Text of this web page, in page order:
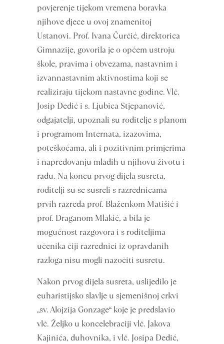
povjerenje tijekom vremena boravka
njihove djece u ovoj znamenitoj
Ustanovi. Prof. Ivana Čurčić, direktorica
Gimnazije, govorila je o općem ustroju
škole, pravima i obvezama, nastavnim i
izvannastavnim aktivnostima koji se
realiziraju tijekom nastavne godine. Vlč.
Josip Dedić i s. Ljubica Stjepanović,
odgajatelji, upoznali su roditelje s planom
i programom Internata, izazovima,
poteškoćama, ali i pozitivnim primjerima
i napredovanju mladih u njihovu životu i
radu. Na koncu prvog dijela susreta,
roditelji su se susreli s razrednicama
prvih razreda prof. Blaženkom Matišić i
prof. Draganom Mlakić, a bila je
mogućnost razgovora i s roditeljima
učenika čiji razrednici iz opravdanih
razloga nisu mogli nazočiti susretu.
Nakon prvog dijela susreta, uslijedilo je
euharistijsko slavlje u sjemenišnoj crkvi
„sv. Alojzija Gonzage“ koje je predslavio
vlč. Željko u koncelebraciji vlč. Jakova
Kajinića, duhovnika, i vlč. Josipa Dedić,